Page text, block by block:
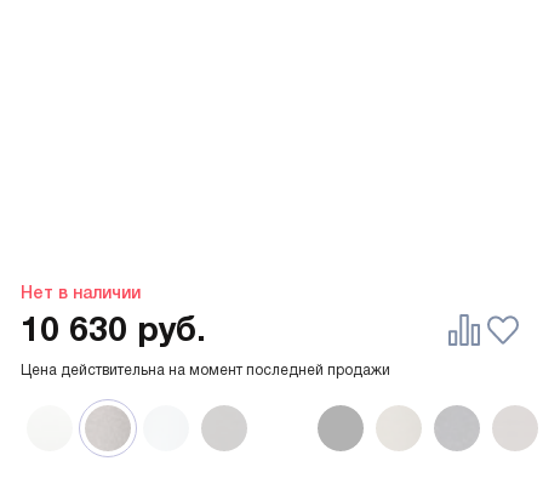
Нет в наличии
Цена действительна на момент последней продажи
10 630 руб.